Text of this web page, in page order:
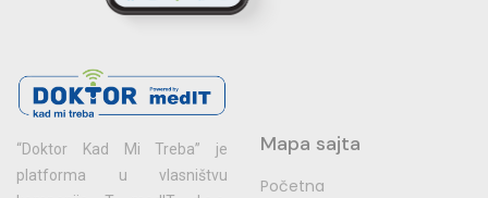
“Doktor Kad Mi Treba” je
platforma u vlasništvu
Mapa sajta
Početna